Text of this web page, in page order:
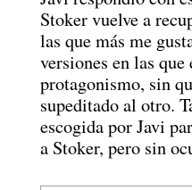
Stoker vuelve a
las que más me
versiones en las
protagonismo, sin
supeditado al otro.
escogida por Javi
a Stoker, pero sin